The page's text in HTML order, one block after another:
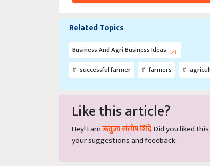
Related Topics
Business And Agri Business Ideas
successful farmer
farmers
Like this article?
Hey! I am ऋतुजा संतोष शिंदे . Did you liked
your suggestions and feedback.